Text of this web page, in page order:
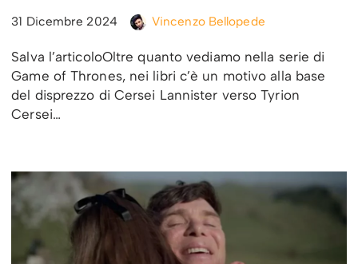
31 Dicembre 2024 Vincenzo Bellopede
Salva l’articoloOltre quanto vediamo nella serie di
Game of Thrones, nei libri c’è un motivo alla base
del disprezzo di Cersei Lannister verso Tyrion
Cersei…